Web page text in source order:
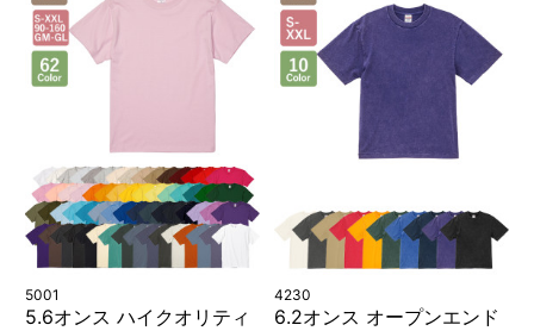
5001
5.6オンス ハイクオリティ
4230
6.2オンス オープンエンド